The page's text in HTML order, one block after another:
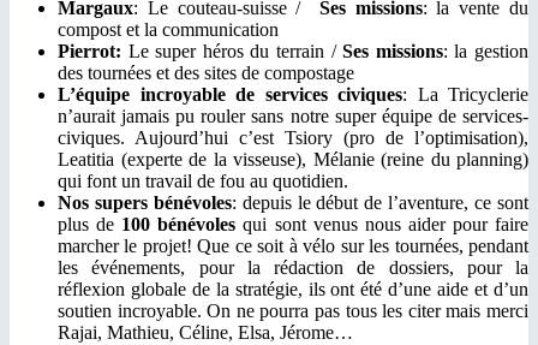
Margaux: Le couteau-suisse / Ses missions: la vente du
compost et la communication
Pierrot: Le super héros du terrain /Ses missions: la gestion
des tournées et des sites de compostage
L’équipe incroyable de services civiques: La Tricyclerie
n’aurait jamais pu rouler sans notre super équipe de services-
civiques. Aujourd’hui c’est Tsiory (pro de l’optimisation),
Leatitia (experte de la visseuse), Mélanie (reine du planning)
qui font un travail de fou au quotidien.
Nos supers bénévoles: depuis le début de l’aventure, ce sont
plus de 100 bénévoles qui sont venus nous aider pour faire
marcher le projet! Que ce soit à vélo sur les tournées, pendant
les événements, pour la rédaction de dossiers, pour la
réflexion globale de la stratégie, ils ont été d’une aide et d’un
soutien incroyable. On ne pourra pas tous les citer mais merci
Rajai, Mathieu, Céline, Elsa, Jérome…